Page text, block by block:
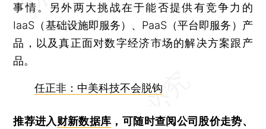
事情。另外两大挑战在于能否提供有竞争力的
IaaS（基础设施即服务）、PaaS（平台即服务）产
品，以及真正面对数字经济市场的解决方案跟产
品。
任正非：中美科技不会脱钩
推荐进入财新数据库 ，可随时查阅公司股价走势、